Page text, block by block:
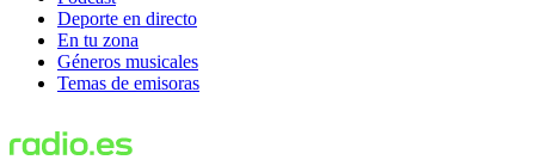
Deporte en directo
En tu zona
Géneros musicales
Temas de emisoras